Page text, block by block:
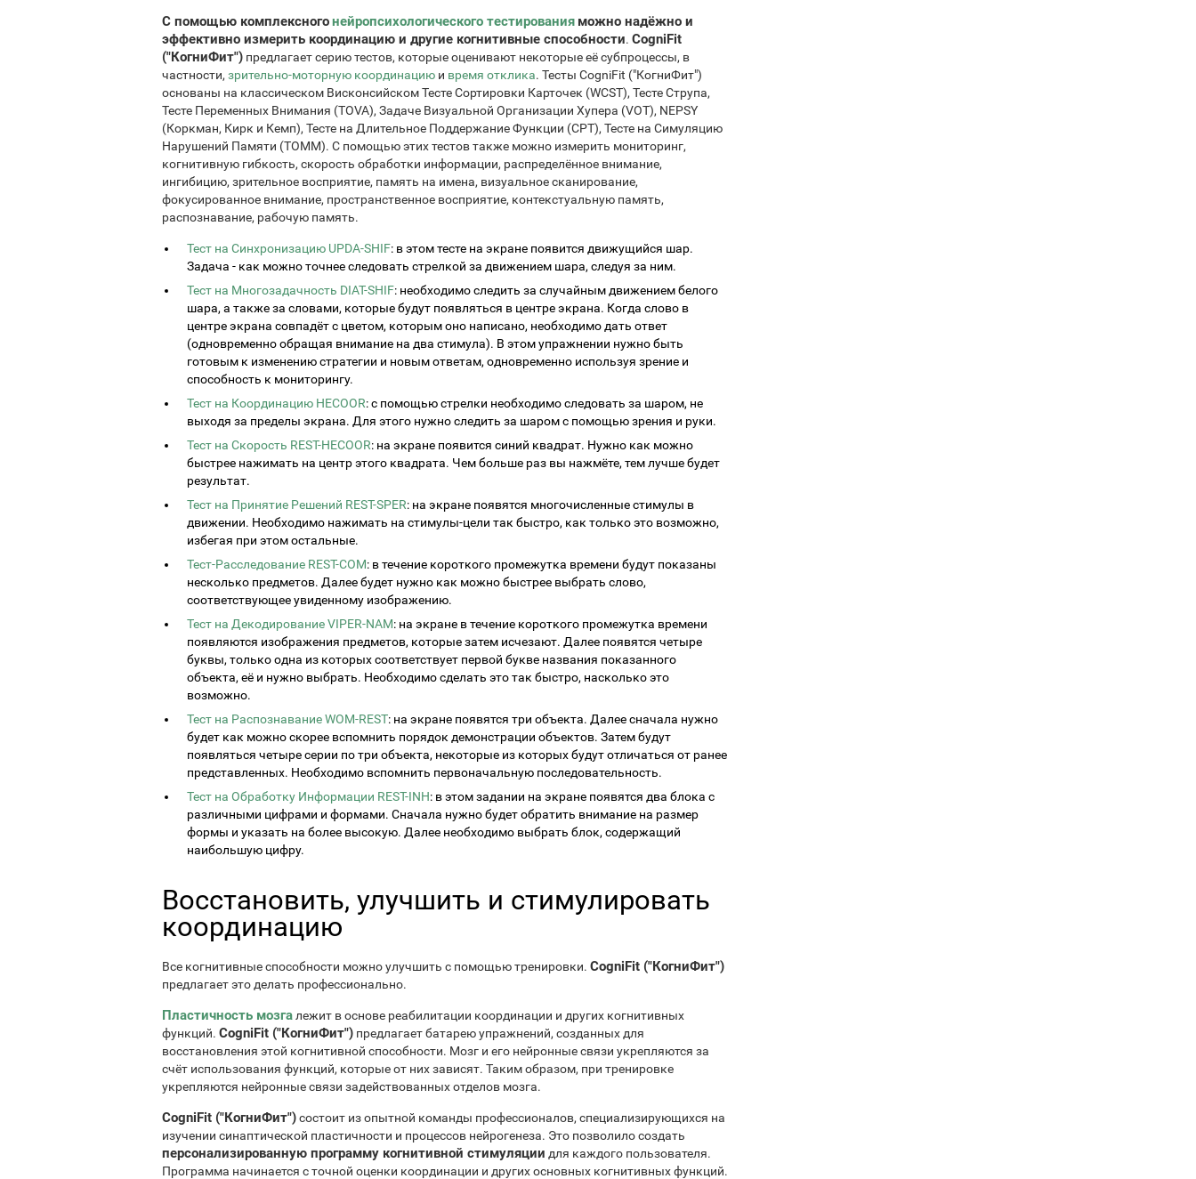
С помощью комплексногонейропсихологического тестирования можно надёжно и
эффективно измерить координацию и другие когнитивные способности. CogniFit
("КогниФит") предлагает серию тестов, которые оценивают некоторые её субпроцессы, в
частности, зрительно-моторную координацию и время отклика. Тесты CogniFit ("КогниФит")
основаны на классическом Висконсийском Тесте Сортировки Карточек (WCST), Тесте Струпа,
Тесте Переменных Внимания (TOVA), Задаче Визуальной Организации Хупера (VOT), NEPSY
(Коркман, Кирк и Кемп), Тесте на Длительное Поддержание Функции (CPT), Тесте на Симуляцию
Нарушений Памяти (TOMM). С помощью этих тестов также можно измерить мониторинг,
когнитивную гибкость, скорость обработки информации, распределённое внимание,
ингибицию, зрительное восприятие, память на имена, визуальное сканирование,
фокусированное внимание, пространственное восприятие, контекстуальную память,
распознавание, рабочую память.
Тест на Синхронизацию UPDA-SHIF: в этом тесте на экране появится движущийся шар.
Задача - как можно точнее следовать стрелкой за движением шара, следуя за ним.
Тест на Многозадачность DIAT-SHIF: необходимо следить за случайным движением белого
шара, а также за словами, которые будут появляться в центре экрана. Когда слово в
центре экрана совпадёт с цветом, которым оно написано, необходимо дать ответ
(одновременно обращая внимание на два стимула). В этом упражнении нужно быть
готовым к изменению стратегии и новым ответам, одновременно используя зрение и
способность к мониторингу.
Тест на Координацию HECOOR: с помощью стрелки необходимо следовать за шаром, не
выходя за пределы экрана. Для этого нужно следить за шаром с помощью зрения и руки.
Тест на Скорость REST-HECOOR: на экране появится синий квадрат. Нужно как можно
быстрее нажимать на центр этого квадрата. Чем больше раз вы нажмёте, тем лучше будет
результат.
Тест на Принятие Решений REST-SPER: на экране появятся многочисленные стимулы в
движении. Необходимо нажимать на стимулы-цели так быстро, как только это возможно,
избегая при этом остальные.
Тест-Расследование REST-COM: в течение короткого промежутка времени будут показаны
несколько предметов. Далее будет нужно как можно быстрее выбрать слово,
соответствующее увиденному изображению.
Тест на Декодирование VIPER-NAM: на экране в течение короткого промежутка времени
появляются изображения предметов, которые затем исчезают. Далее появятся четыре
буквы, только одна из которых соответствует первой букве названия показанного
объекта, её и нужно выбрать. Необходимо сделать это так быстро, насколько это
возможно.
Тест на Распознавание WOM-REST: на экране появятся три объекта. Далее сначала нужно
будет как можно скорее вспомнить порядок демонстрации объектов. Затем будут
появляться четыре серии по три объекта, некоторые из которых будут отличаться от ранее
представленных. Необходимо вспомнить первоначальную последовательность.
Тест на Обработку Информации REST-INH: в этом задании на экране появятся два блока с
различными цифрами и формами. Сначала нужно будет обратить внимание на размер
формы и указать на более высокую. Далее необходимо выбрать блок, содержащий
наибольшую цифру.
Восстановить, улучшить и стимулировать
координацию
Все когнитивные способности можно улучшить с помощью тренировки. CogniFit ("КогниФит")
предлагает это делать профессионально.
Пластичность мозгалежит в основе реабилитации координации и других когнитивных
функций. CogniFit ("КогниФит") предлагает батарею упражнений, созданных для
восстановления этой когнитивной способности. Мозг и его нейронные связи укрепляются за
счёт использования функций, которые от них зависят. Таким образом, при тренировке
укрепляются нейронные связи задействованных отделов мозга.
CogniFit ("КогниФит")состоит из опытной команды профессионалов, специализирующихся на
изучении синаптической пластичности и процессов нейрогенеза. Это позволило создать
персонализированную программу когнитивной стимуляции для каждого пользователя.
Программа начинается с точной оценки координации и других основных когнитивных функций.